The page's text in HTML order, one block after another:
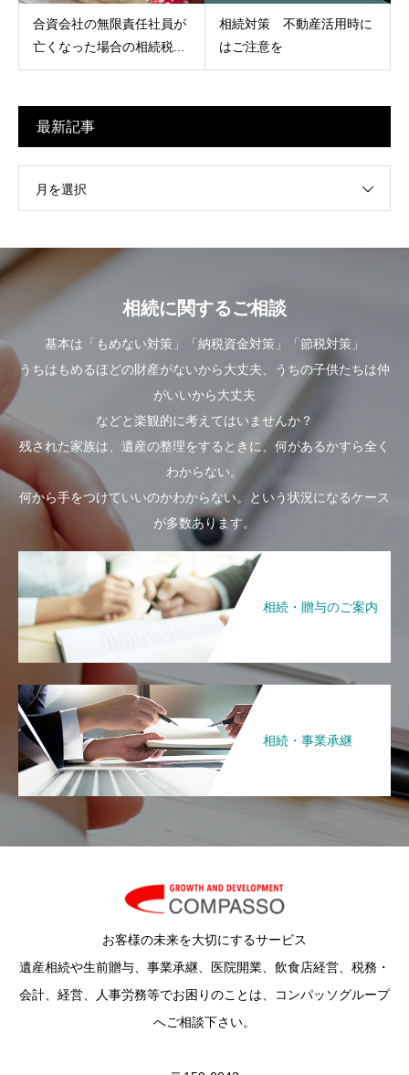
合資会社の無限責任社員が
亡くなった場合の相続税...
相続対策 不動産活用時に
はご注意を
最新記事
月を選択
相続に関するご相談
基本は「もめない対策」「納税資金対策」「節税対策」
うちはもめるほどの財産がないから大丈夫、うちの子供たちは仲
がいいから大丈夫
などと楽観的に考えてはいませんか？
残された家族は、遺産の整理をするときに、何があるかすら全く
わからない。
何から手をつけていいのかわからない。という状況になるケース
が多数あります。
相続・贈与のご案内
相続・事業承継
お客様の未来を大切にするサービス
遺産相続や生前贈与、事業承継、医院開業、飲食店経営、税務・
会計、経営、人事労務等でお困りのことは、コンパッソグループ
へご相談下さい。